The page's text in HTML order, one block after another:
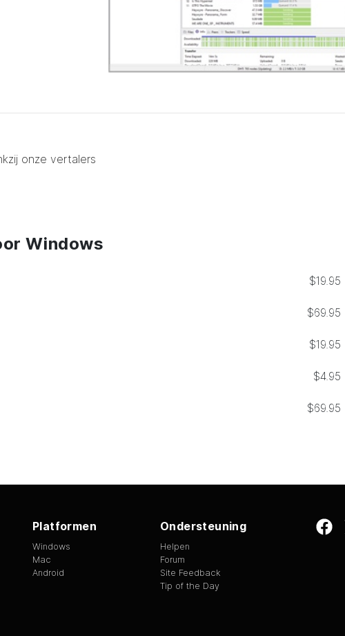
onze vertalers
Windows
$19.95
$69.95
$19.95
$4.95
$69.95
Platformen
Windows
Mac
Android
Ondersteuning
Helpen
Forum
Site Feedback
Tip of the Day